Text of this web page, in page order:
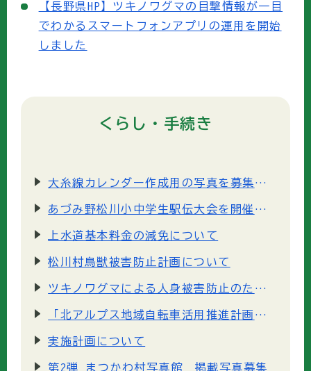
【長野県HP】ツキノワグマの目撃情報が一目
でわかるスマートフォンアプリの運用を開始
しました
くらし・手続き
大糸線カレンダー作成用の写真を募集します
あづみ野松川小中学生駅伝大会を開催します。
上水道基本料金の減免について
松川村鳥獣被害防止計画について
ツキノワグマによる人身被害防止のための取組について
「北アルプス地域自転車活用推進計画」の策定について
実施計画について
第2弾 まつかわ村写真館 掲載写真募集